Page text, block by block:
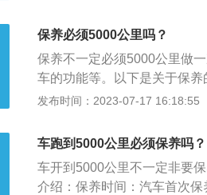
登记车辆的底盘号、车架号
如果一旦错过首保那么很有
4s店预约，否则不预约就去
首保前时要带上必备的东西
要在预约时询问清楚。
保养必须5000公里吗？
保养不一定必须5000公里做
车的功能等。以下是关于保
部分进行检查、清洁、补给、
空调系统、冷却系统、燃油系
的目的是保持车容整洁，技
程，延长使用周期。
发布时间：2023-07-17 16:18:55
车跑到5000公里必须保养吗？
车开到5000公里不一定非要
介绍：保养时间：汽车首次